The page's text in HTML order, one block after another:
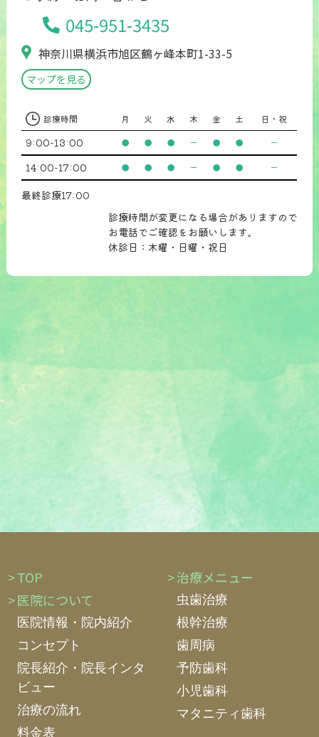
045-951-3435
神奈川県横浜市旭区鶴ヶ峰本町1-33-5
マップを見る
診療時間 月 火 水 木 金 土 日・祝
9:00-13:00 ● ● ● ー ● ● ー
14:00-17:00 ● ● ● ー ● ● ー
最終診療17:00
診療時間が変更になる場合がありますので
お電話でご確認をお願いします。
休診日：木曜・日曜・祝日
TOP
医院について
医院情報・院内紹介
コンセプト
院長紹介・院長インタ
ビュー
治療の流れ
料金表
治療メニュー
虫歯治療
根幹治療
歯周病
予防歯科
小児歯科
マタニティ歯科